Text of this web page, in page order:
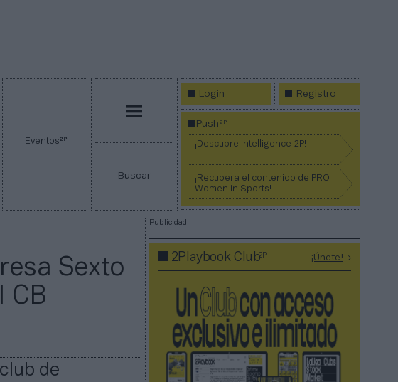
Eventos2P
Buscar
Login Registro
Push2P
¡Descubre Intelligence 2P!
¡Recupera el contenido de PRO
Women in Sports!
Sexto
CB
de
Publicidad
2Playbook Club2P ¡Únete!